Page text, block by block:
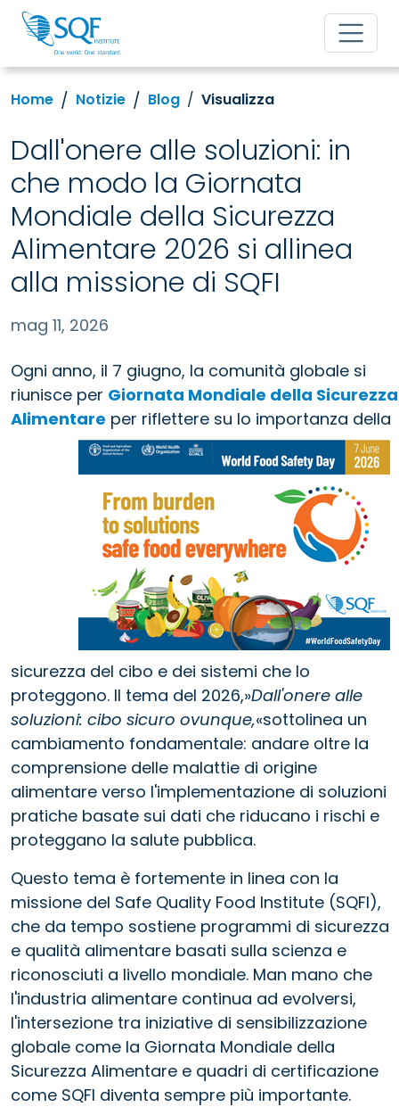
Home Notizie Blog Visualizza
Dall'onere alle soluzioni: in
che modo la Giornata
Mondiale della Sicurezza
Alimentare 2026 si allinea
alla missione di SQFI
mag 11, 2026
Ogni anno, il 7 giugno, la comunità globale si
riunisce per Giornata Mondiale della Sicurezza
Alimentare per riflettere su lo importanza della
sicurezza del cibo e dei sistemi che lo
proteggono. Il tema del 2026,»Dall'onere alle
soluzioni: cibo sicuro ovunque,«sottolinea un
cambiamento fondamentale: andare oltre la
comprensione delle malattie di origine
alimentare verso l'implementazione di soluzioni
pratiche basate sui dati che riducano i rischi e
proteggano la salute pubblica.
Questo tema è fortemente in linea con la
missione del Safe Quality Food Institute (SQFI),
che da tempo sostiene programmi di sicurezza
e qualità alimentare basati sulla scienza e
riconosciuti a livello mondiale. Man mano che
l'industria alimentare continua ad evolversi,
l'intersezione tra iniziative di sensibilizzazione
globale come la Giornata Mondiale della
Sicurezza Alimentare e quadri di certificazione
come SQFI diventa sempre più importante.